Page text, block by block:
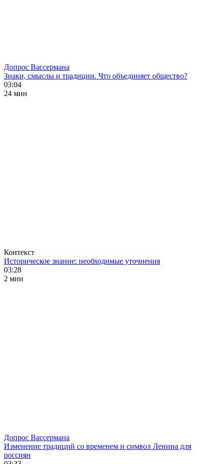
Допрос Вассермана
Знаки, смыслы и традиции. Что объединяет общество?
03:04
24 мин
Контекст
Историческое знание: необходимые уточнения
03:28
2 мин
Допрос Вассермана
Изменение традиций со временем и символ Ленина для
россиян